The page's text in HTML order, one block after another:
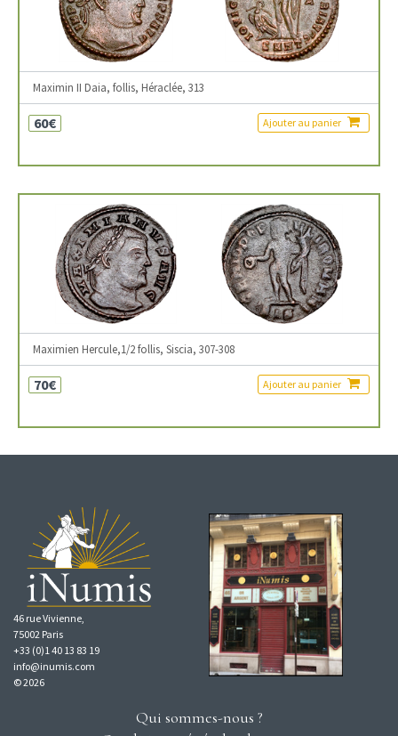
Maximin II Daia, follis, Héraclée, 313
60€ Ajouter au panier
Maximien Hercule,1/2 follis, Siscia, 307-308
70€ Ajouter au panier
46 rue Vivienne,
75002 Paris
+33 (0)1 40 13 83 19
info@inumis.com
© 2026
Qui sommes-nous ?